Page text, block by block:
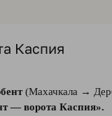
Каспия
(Махачкала →
— ворота Каспия».